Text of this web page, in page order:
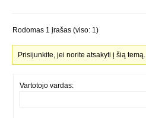
Rodomas 1 įrašas (viso: 1)
Prisijunkite, jei norite atsakyti į šią temą.
Vartotojo vardas: